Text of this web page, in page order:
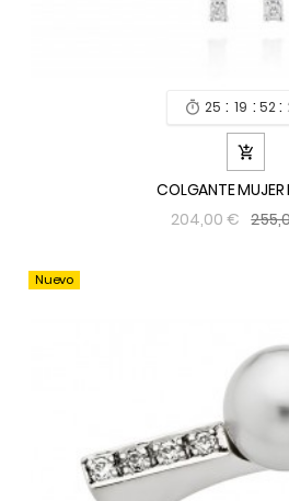
 25 : 19 : 52 :

COLGANTE MUJER
204,00 €
Nuevo